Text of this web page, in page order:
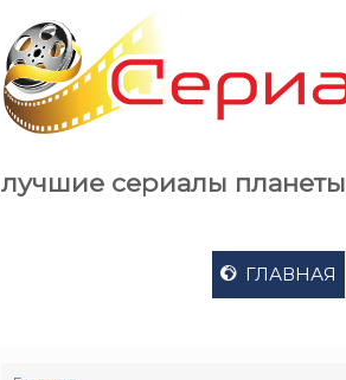
лучшие сериалы планеты
ГЛАВНАЯ